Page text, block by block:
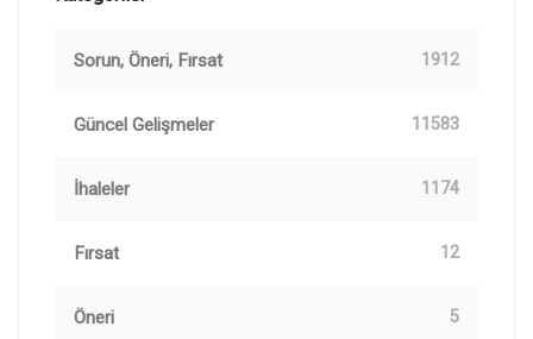
Sorun, Öneri, Fırsat 1912
Güncel Gelişmeler 11583
İhaleler 1174
Fırsat 12
Öneri 5